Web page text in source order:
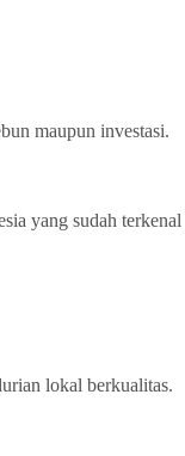
maupun investasi.
yang sudah terkenal
lokal berkualitas.